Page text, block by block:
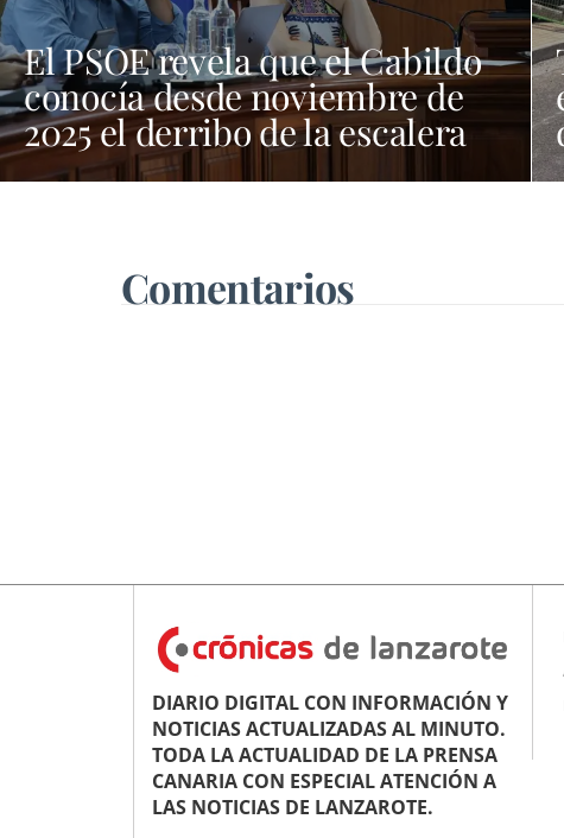
El PSOE revela que el Cabildo
conocía desde noviembre de
2025 el derribo de la escalera
de El Golfo
Comentarios
DIARIO DIGITAL CON INFORMACIÓN Y
NOTICIAS ACTUALIZADAS AL MINUTO.
TODA LA ACTUALIDAD DE LA PRENSA
CANARIA CON ESPECIAL ATENCIÓN A
LAS NOTICIAS DE LANZAROTE.